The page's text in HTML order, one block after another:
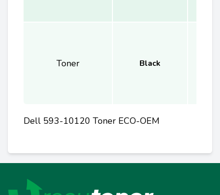
Toner Black
Dell 593-10120 Toner ECO-OEM